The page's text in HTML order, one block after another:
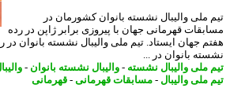
ملی والیبال نشسته بانوان کشورمان در
قهرمانی جهان با پیروزی برابر ژاپن در رده
جهان ایستاد. تیم ملی والیبال نشسته بانوان در
بانوان در ...
ملی والیبال نشسته-والیبال نشسته بانوان- والیبال
ملی والیبال-مسابقات قهرمانی-قهرمانی